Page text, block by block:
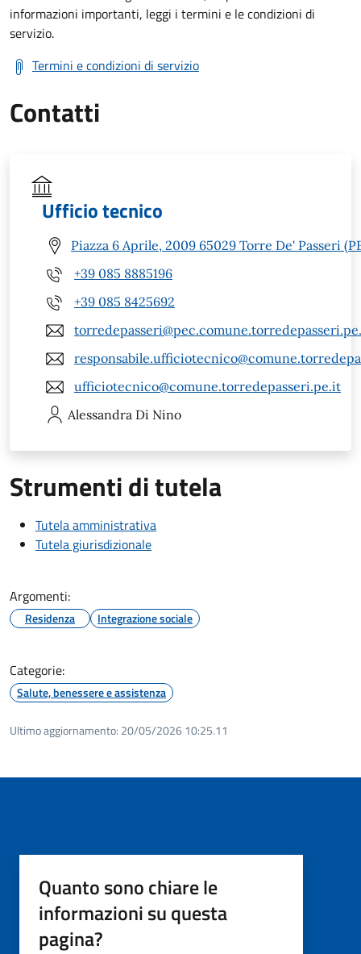
informazioni importanti, leggi i termini e le condizioni di
servizio.
Termini e condizioni di servizio
Contatti
Ufficio tecnico
Piazza 6 Aprile, 2009 65029 Torre De' Passeri
+39 085 8885196
+39 085 8425692
ufficiotecnico@comune.torredepasseri.pe.it
Alessandra Di Nino
Strumenti di tutela
Tutela amministrativa
Tutela giurisdizionale
Argomenti:
Residenza Integrazione sociale
Categorie:
Salute, benessere e assistenza
Ultimo aggiornamento: 20/05/2026 10:25.11
Quanto sono chiare le
informazioni su questa
pagina?